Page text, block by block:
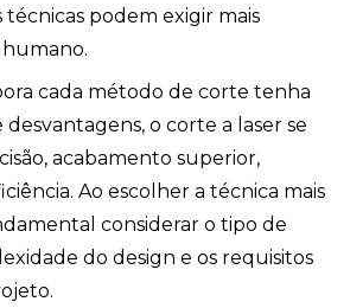
podem exigir mais
cada método de corte tenha
desvantagens, o corte a laser se
acabamento superior,
Ao escolher a técnica mais
considerar o tipo de
do design e os requisitos